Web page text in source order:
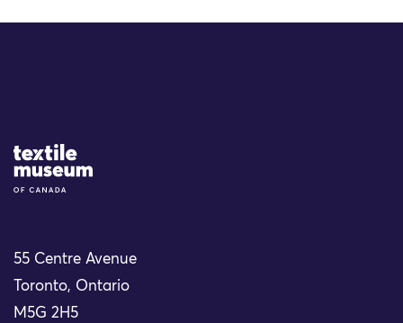
Site Logo
55 Centre Avenue
Toronto, Ontario
M5G 2H5